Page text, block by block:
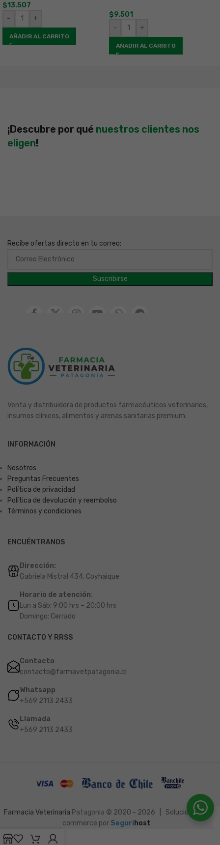
$13.507
-
+
AÑADIR AL CARRITO
$9.501
-
+
AÑADIR AL CARRITO
¡Descubre por qué nuestros clientes nos
eligen!
Recibe ofertas directo en tu correo:
Venta y distribuidora de productos farmacéuticos veterinarios,
insumos clínicos, alimentos y arenas sanitarias premium.
INFORMACIÓN
Nosotros
Preguntas Frecuentes
Política de privacidad
Política de devolución y reembolso
Términos y condiciones
ENCUÉNTRANOS
Dirección:
Gabriela Mistral 434, Coyhaique
Horario de atención:
Lun a Sáb: 9:00 hrs – 20:00 hrs
Domingo: Cerrado
CONTACTO Y RRSS
Contacto:
contacto@farmavetpatagonia.cl
Whatsapp:
+569 2113 2433
Llamada:
+569 2113 2433
Farmacia Veterinaria Patagonia © 2020 - 2026 | Soluciones e-
commerce por Seguri host